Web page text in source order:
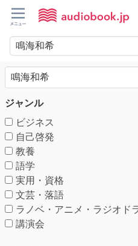
ジャンル
ビジネス
自己啓発
教養
語学
実用・資格
文芸・落語
ラノベ・アニメ・ラジオド
講演会